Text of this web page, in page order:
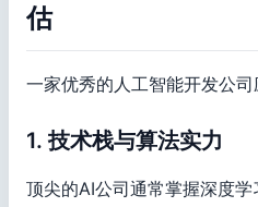
估
一家优秀的人工智能开发公司
1. 技术栈与算法实力
顶尖的AI公司通常掌握深度